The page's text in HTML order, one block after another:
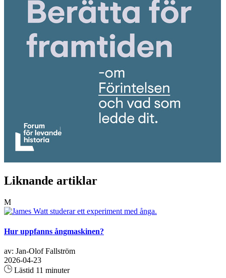
Liknande artiklar
M
Hur uppfanns ångmaskinen?
av: Jan-Olof Fallström
2026-04-23
Lästid 11 minuter